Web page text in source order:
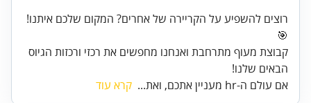
רוצים להשפיע על הקריירה של אחרים? המקום שלכם איתנו!
🎯
קבוצת מעוף מתרחבת ואנחנו מחפשים את רכזי ורכזות הגיוס
הבאים שלנו!
אם עולם ה-hr מעניין אתכם, ואת...
קרא עוד